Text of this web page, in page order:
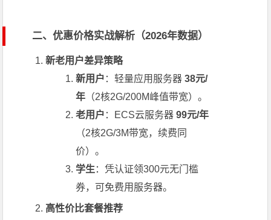
二、优惠价格实战解析（2026年数据）
新老用户差异策略
新用户 ：轻量应用服务器38元/
年 （2核2G/200M峰值带宽）。
老用户 ：ECS云服务器99元/年
（2核2G/3M带宽，续费同
价）。
学生 ：凭认证领300元无门槛
券，可免费用服务器。
高性价比套餐推荐